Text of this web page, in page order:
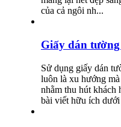
của cả ngôi nh...
Giấy dán
Sử dụng giấy dán
luôn là xu hướng
nhằm thu hút khách
bài viết hữu ích dưới